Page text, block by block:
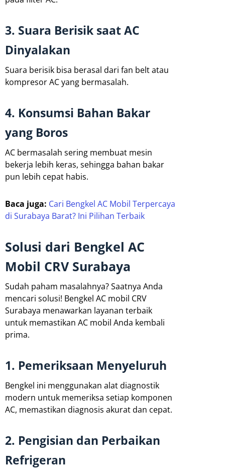
3. Suara Berisik saat AC
Dinyalakan
Suara berisik bisa berasal dari fan belt atau
kompresor AC yang bermasalah.
4. Konsumsi Bahan Bakar
yang Boros
AC bermasalah sering membuat mesin
bekerja lebih keras, sehingga bahan bakar
pun lebih cepat habis.
Baca juga: Cari Bengkel AC Mobil Terpercaya
di Surabaya Barat? Ini Pilihan Terbaik
Solusi dari Bengkel AC
Mobil CRV Surabaya
Sudah paham masalahnya? Saatnya Anda
mencari solusi! Bengkel AC mobil CRV
Surabaya menawarkan layanan terbaik
untuk memastikan AC mobil Anda kembali
prima.
1. Pemeriksaan Menyeluruh
Bengkel ini menggunakan alat diagnostik
modern untuk memeriksa setiap komponen
AC, memastikan diagnosis akurat dan cepat.
2. Pengisian dan Perbaikan
Refrigeran